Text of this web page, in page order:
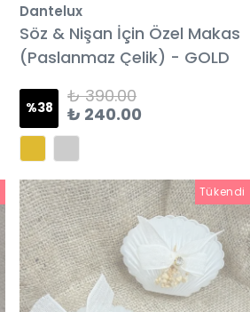
Dantelux
Söz & Nişan İçin Özel Makas
(Paslanmaz Çelik) - GOLD
%38
₺ 390.00
₺ 240.00
Tükendi